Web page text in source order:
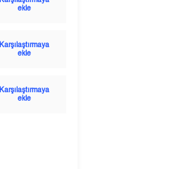
ekle
Karşılaştırmaya
ekle
Karşılaştırmaya
ekle